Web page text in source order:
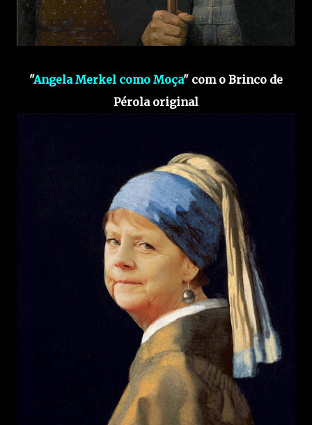
"Angela Merkel como Moça" com o Brinco de
Pérola original